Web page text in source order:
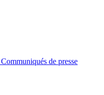
Communiqués de presse